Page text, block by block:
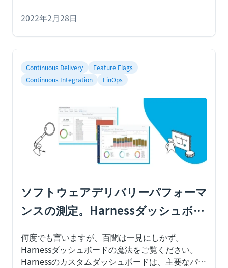
ッシュボードソリューション「Harness
ざまなモジュールですぐに使えるダッシュボード
の例をいくつか取り上げました。この記事では、
関係者がより集中し、生産性を高められるように
する方法について説明します。
2022年2月28日
Continuous Delivery
Feature Flags
Continuous Integration
FinOps
ソフトウェアデリバリーパフォーマ
ンスの測定。Harnessダッシュボー
何度でも言いますが、百聞は一見にしかず。
Harnessダッシュボードの魔法をご覧ください。
Harnessのカスタムダッシュボードは、主要なパフ